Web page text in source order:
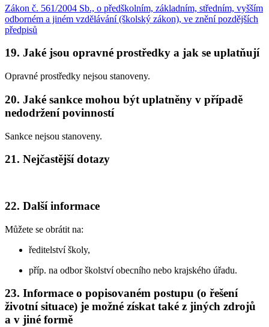
Zákon č. 561/2004 Sb., o předškolním, základním, středním, vyšším
odborném a jiném vzdělávání (školský zákon), ve znění pozdějších
předpisů
19. Jaké jsou opravné prostředky a jak se uplatňují
Opravné prostředky nejsou stanoveny.
20. Jaké sankce mohou být uplatněny v případě
nedodržení povinností
Sankce nejsou stanoveny.
21. Nejčastější dotazy
22. Další informace
Můžete se obrátit na:
ředitelství školy,
příp. na odbor školství obecního nebo krajského úřadu.
23. Informace o popisovaném postupu (o řešení
životní situace) je možné získat také z jiných zdrojů
a v jiné formě